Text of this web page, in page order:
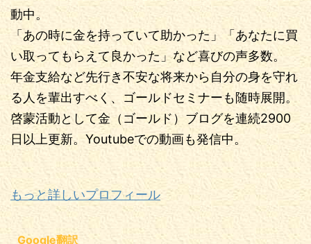
動中。
「あの時に金を持っていて助かった」「あなたに買
い取ってもらえて良かった」など喜びの声多数。
年金支給など先行き不安な将来から自分の身を守れ
る人を輩出すべく、ゴールドセミナーも随時展開。
啓蒙活動として金（ゴールド）ブログを連続2900
日以上更新。Youtubeでの動画も発信中。
もっと詳しいプロフィール
Google翻訳